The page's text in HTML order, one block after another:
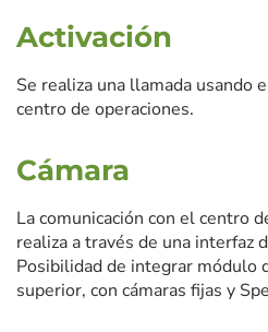
Activación
Se realiza una llamada usando
centro de operaciones.
Cámara
La comunicación con el centro
realiza a través de una interfaz
Posibilidad de integrar módulo
superior, con cámaras fijas y